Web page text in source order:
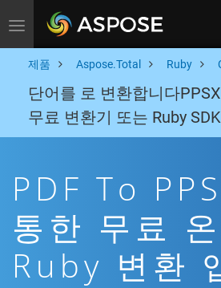
Toggle navigation
제품 Aspose.Total Ruby
단어를 로 변환합니다
무료 변환기 또는 Ruby SDK
PDF To
통한 무료
Ruby 변환